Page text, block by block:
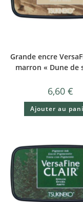
Grande encre
marron « Dune de
6,60€
Ajouter au